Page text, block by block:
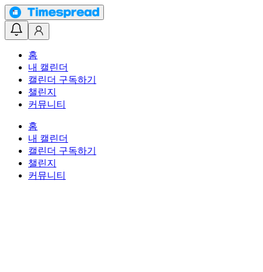
홈
내 캘린더
캘린더 구독하기
챌린지
커뮤니티
홈
내 캘린더
캘린더 구독하기
챌린지
커뮤니티